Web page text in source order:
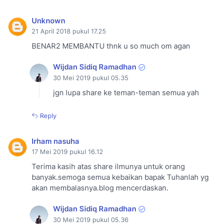
Unknown
21 April 2018 pukul 17.25
BENAR2 MEMBANTU thnk u so much om agan
Wijdan Sidiq Ramadhan
30 Mei 2019 pukul 05.35
jgn lupa share ke teman-teman semua yah
Reply
Irham nasuha
17 Mei 2019 pukul 16.12
Terima kasih atas share ilmunya untuk orang
banyak.semoga semua kebaikan bapak Tuhanlah yg
akan membalasnya.blog mencerdaskan.
Wijdan Sidiq Ramadhan
30 Mei 2019 pukul 05.36